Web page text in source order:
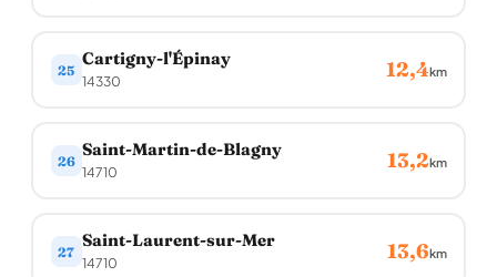
25
Cartigny-l'Épinay
14330 12,4km
26
Saint-Martin-de-Blagny
14710 13,2km
27
Saint-Laurent-sur-Mer
14710 13,6km